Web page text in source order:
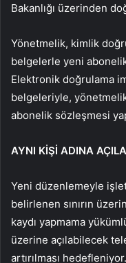
Bakanlığı üzerinden
Yönetmelik, kimlik
belgelerle yeni abonelik
Elektronik doğrulama
belgeleriyle,
abonelik sözleşmesi
AYNI KİŞİ ADINA
Yeni düzenlemeyle
belirlenen sınırın
kaydı yapmama
üzerine açılabilecek
artırılması hedefleniyor.